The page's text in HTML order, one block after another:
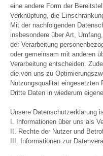
eine andere Form der
Verknüpfung, die
Mit der nachfolgenden
insbesondere über Art,
der Verarbeitung
oder gemeinsam mit anderen
Verarbeitung entscheiden.
die von uns zu
Nutzungsqualität eingesetzten
Dritte Daten in wiederum
Unsere Datenschutzerklärung
I. Informationen über uns als
II. Rechte der Nutzer und
III. Informationen zur